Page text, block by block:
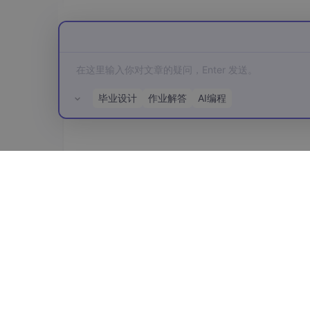
毕业设计 作业解答 AI编程